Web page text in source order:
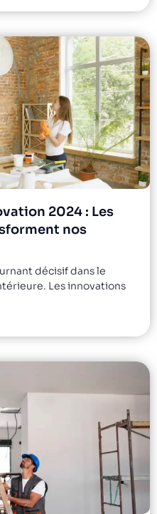
2024 : Les
nos
décisif dans le
Les innovations